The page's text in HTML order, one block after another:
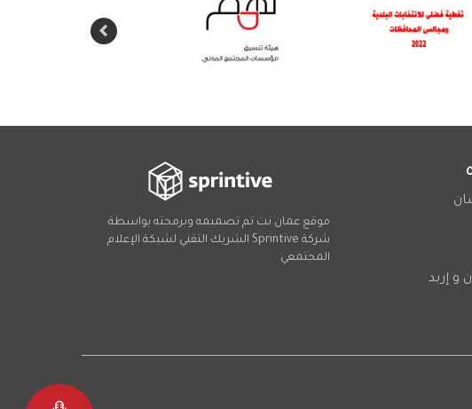
و إربد
موقع عمان نت تم تصميمه وبرمجته بواسطة
شركة Sprintive الشريك التقني لشبكة الإعلام
المجتمعي